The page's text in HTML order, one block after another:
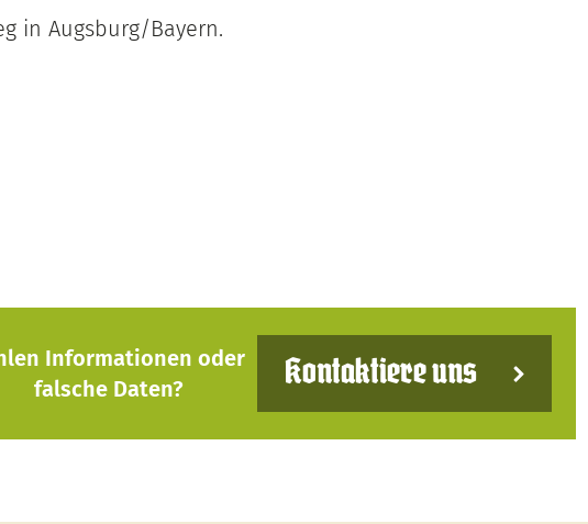
in Augsburg/Bayern.
Informationen oder
falsche Daten?
Kontaktiere uns